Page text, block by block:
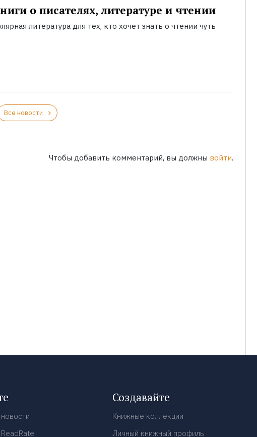
о писателях, литературе и чтении
литература для тех, кто хочет знать о чтении чуть
Все новости
Чтобы добавить комментарий, вы должны войти.
Создавайте
Книжные коллекции
Личный книжный профиль